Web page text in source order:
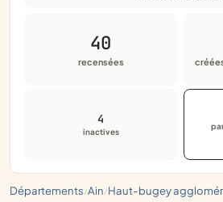
départements/ ain/ haut-bugey
40
recensées
4
inactives